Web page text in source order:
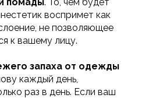
воспримет как
не позволяющее
к вашему лицу.
запаха от одежды
каждый день,
раз в день. Если ваш